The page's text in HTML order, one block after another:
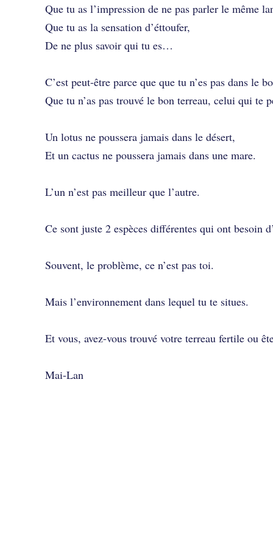
Que tu as l’impression de ne pas parler le même
Que tu as la sensation d’éttoufer,
De ne plus savoir qui tu es…
C’est peut-être parce que que tu n’es pas dans le
Que tu n’as pas trouvé le bon terreau, celui qui te
Un lotus ne poussera jamais dans le désert,
Et un cactus ne poussera jamais dans une mare.
L’un n’est pas meilleur que l’autre.
Ce sont juste 2 espèces différentes qui ont besoin
Souvent, le problème, ce n’est pas toi.
Mais l’environnement dans lequel tu te situes.
Et vous, avez-vous trouvé votre terreau fertile ou
Mai-Lan